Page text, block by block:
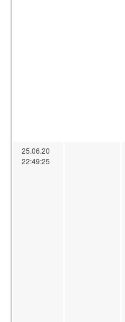
25.06.20
22:49:25